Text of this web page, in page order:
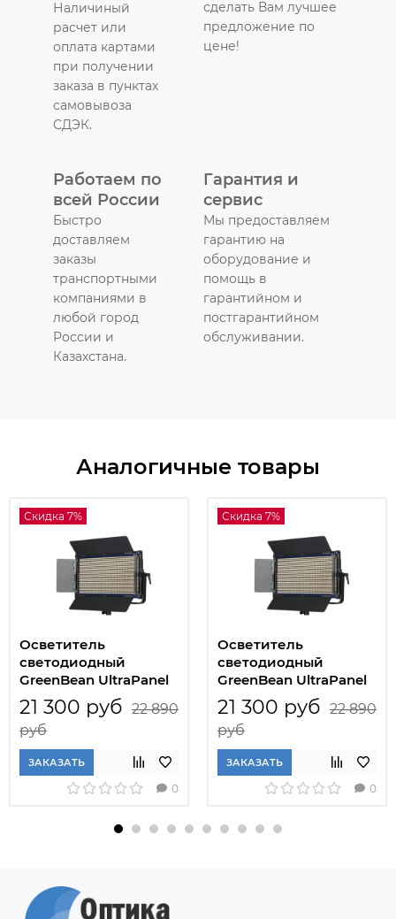
Наличиный
расчет или
оплата картами
при получении
заказа в пунктах
самовывоза
СДЭК.
сделать Вам лучшее
предложение по
цене!
Работаем по
всей России
Быстро
доставляем
заказы
транспортными
компаниями в
любой город
России и
Казахстана.
Гарантия и
сервис
Мы предоставляем
гарантию на
оборудование и
помощь в
гарантийном и
постгарантийном
обслуживании.
Аналогичные товары
Скидка 7%
Осветитель
светодиодный
GreenBean UltraPanel
II 1092 LED
21 300 руб 22 890
руб
ЗАКАЗАТЬ
0
Скидка 7%
Осветитель
светодиодный
GreenBean UltraPanel
II 1092 LED Bi-color
21 300 руб 22 890
руб
ЗАКАЗАТЬ
0